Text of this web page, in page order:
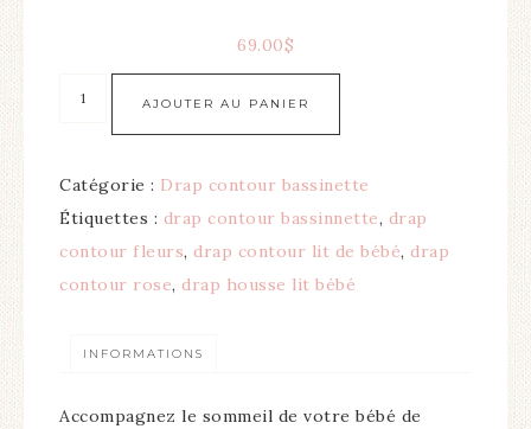
69.00$
AJOUTER AU PANIER
Catégorie : Drap contour bassinette
Étiquettes : drap contour bassinnette, drap
contour fleurs, drap contour lit de bébé, drap
contour rose, drap housse lit bébé
INFORMATIONS
Accompagnez le sommeil de votre bébé de